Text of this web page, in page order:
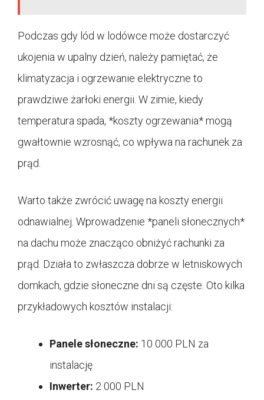
Podczas gdy lód w lodówce może dostarczyć
ukojenia w upalny dzień, należy pamiętać, że
klimatyzacja i ogrzewanie elektryczne to
prawdziwe żarłoki energii. W zimie, kiedy
temperatura spada, *koszty ogrzewania* mogą
gwałtownie wzrosnąć, co wpływa na rachunek za
prąd.
Warto także zwrócić uwagę na koszty energii
odnawialnej. Wprowadzenie *paneli słonecznych*
na dachu może znacząco obniżyć rachunki za
prąd. Działa to zwłaszcza dobrze w letniskowych
domkach, gdzie słoneczne dni są częste. Oto kilka
przykładowych kosztów instalacji:
Panele słoneczne: 10 000 PLN za
instalację
Inwerter: 2 000 PLN